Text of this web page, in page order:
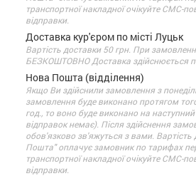
транспортної накладної очікуйте СМС-
відправки.
Доставка кур'єром по місті Луцьк
Вартість доставки 50 грн. При
БЕЗКОШТОВНО Доставка здійснюється
Нова Пошта (відділення)
Якщо Ви здійснили замовлення з
замовлення буде виконано протягом
год., то воно буде виконано на
відправок немає). Після здійснення
обов'язково зв'яжуться з вами.
Пошта" оплачує замовник по тарифах
транспортної накладної очікуйте СМС-
відправки.